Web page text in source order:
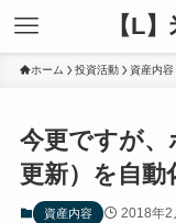
【L
ホーム 投資活動 資産内容
今更ですが
更新）を自動
資産内容 2018年2